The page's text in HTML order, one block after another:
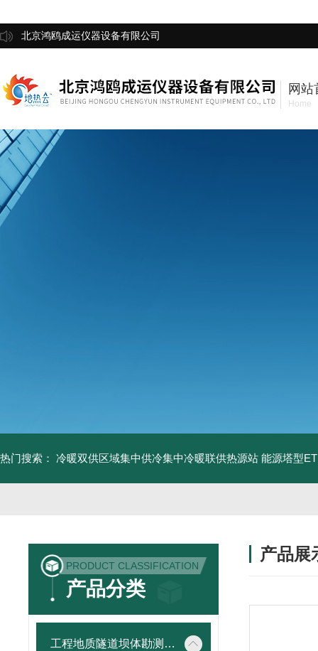
北京鸿鸥成运仪器设备有限公司
网站
Home
热门搜索： 冷暖双供区域集中供冷集中冷暖联供热源站 能源塔型
PRODUCT CLASSIFICATION
产品分类
工程地质隧道坝体勘测仪器
产品展